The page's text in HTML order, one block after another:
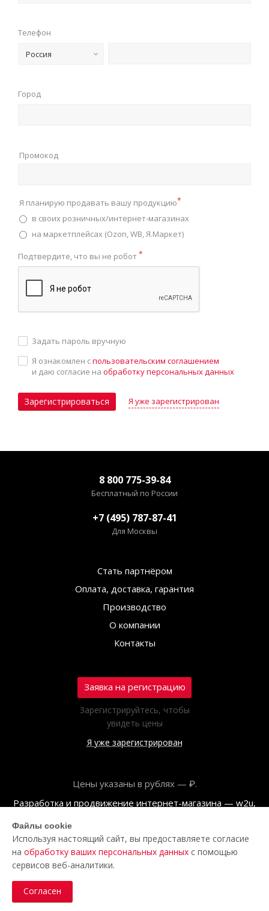
Телефон
Россия
Город
Промокод
Я планирую продавать вашу продукцию*
в своих розничных/интернет-магазинах
на маркетплейсах (Ozon, WB, Я.Маркет)
Подтвердите, что вы не робот*
Задать пароль вручную
Я ознакомлен спользовательским соглашением
и даю согласие на обработку персональных данных
Зарегистрироваться Я уже зарегистрирован
8 800 775-39-84
Бесплатный по России
+7 (495) 787-87-41
Для Москвы
Стать партнёром
Оплата, доставка, гарантия
Производство
О компании
Контакты
Заявка на регистрацию
Зарегистрируйтесь, чтобы
увидеть цены
Я уже зарегистрирован
Цены указаны в рублях — ₽.
Разработка и продвижение интернет-магазина — w2u,
© ООО «Полар центр», 2026
Пользовательское соглашение
Политика обработки персональных данных
Файлы cookie
Используя настоящий сайт, вы предоставляете согласие
на обработку ваших персональных данных с помощью
сервисов веб-аналитики.
Согласен